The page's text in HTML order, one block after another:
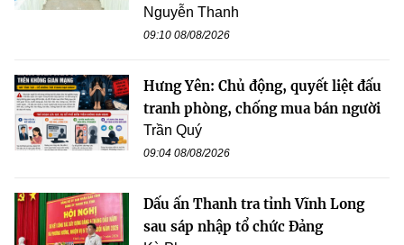
Nguyễn Thanh
09:10 08/08/2026
Hưng Yên: Chủ động, quyết liệt đấu
tranh phòng, chống mua bán người
Trần Quý
09:04 08/08/2026
Dấu ấn Thanh tra tỉnh Vĩnh Long
sau sáp nhập tổ chức Đảng